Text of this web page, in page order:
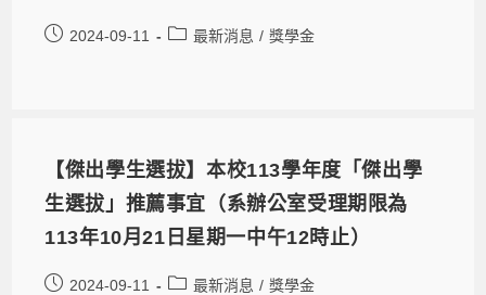
2024-09-11 最新消息 / 獎學金
【傑出學生選拔】本校113學年度「傑出學
生選拔」推薦事宜（系辦公室受理期限為
113年10月21日星期一中午12時止）
2024-09-11 最新消息 / 獎學金